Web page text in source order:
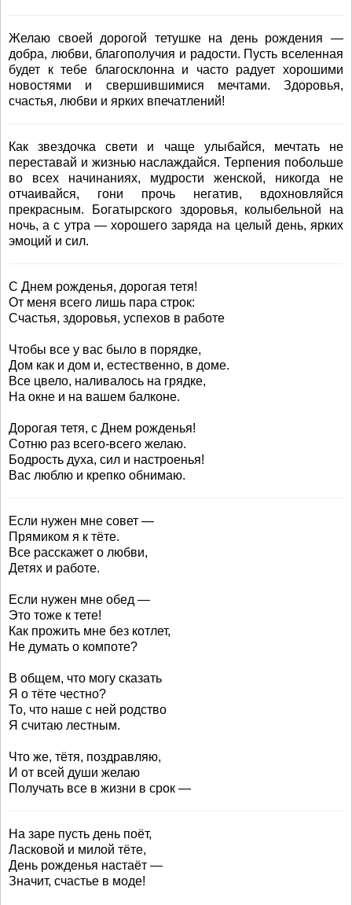
Желаю своей дорогой тетушке на день рождения —
добра, любви, благополучия и радости. Пусть вселенная
будет к тебе благосклонна и часто радует хорошими
новостями и свершившимися мечтами. Здоровья,
счастья, любви и ярких впечатлений!
Как звездочка свети и чаще улыбайся, мечтать не
переставай и жизнью наслаждайся. Терпения побольше
во всех начинаниях, мудрости женской, никогда не
отчаивайся, гони прочь негатив, вдохновляйся
прекрасным. Богатырского здоровья, колыбельной на
ночь, а с утра — хорошего заряда на целый день, ярких
эмоций и сил.
С Днем рожденья, дорогая тетя!
От меня всего лишь пара строк:
Счастья, здоровья, успехов в работе
Чтобы все у вас было в порядке,
Дом как и дом и, естественно, в доме.
Все цвело, наливалось на грядке,
На окне и на вашем балконе.
Дорогая тетя, с Днем рожденья!
Сотню раз всего-всего желаю.
Бодрость духа, сил и настроенья!
Вас люблю и крепко обнимаю.
Если нужен мне совет —
Прямиком я к тёте.
Все расскажет о любви,
Детях и работе.
Если нужен мне обед —
Это тоже к тете!
Как прожить мне без котлет,
Не думать о компоте?
В общем, что могу сказать
Я о тёте честно?
То, что наше с ней родство
Я считаю лестным.
Что же, тётя, поздравляю,
И от всей души желаю
Получать все в жизни в срок —
На заре пусть день поёт,
Ласковой и милой тёте,
День рожденья настаёт —
Значит, счастье в моде!